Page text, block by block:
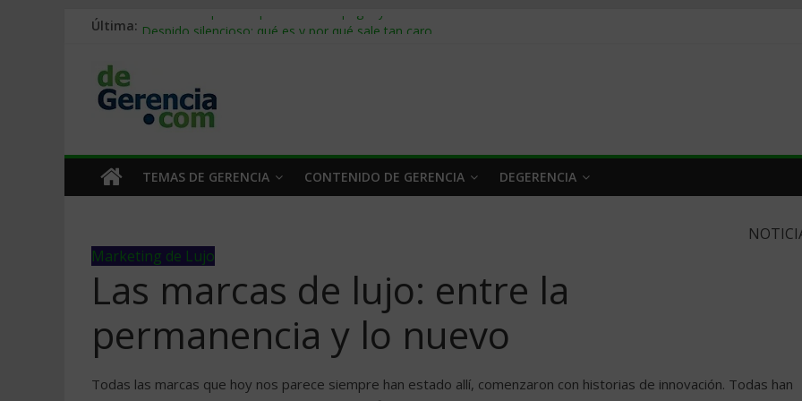
Última: Stablecoins para empresas: cómo pagar y cobrar en 2026
Trabajo forzoso en la cadena de suministro: qué hacer
Mercado hispano de EE. UU.: cómo segmentarlo y venderle
TEMAS DE GERENCIA CONTENIDO DE GERENCIA DEGERENCIA
Marketing de Lujo
Las marcas de lujo: entre la
permanencia y lo nuevo
Todas las marcas que hoy nos parece siempre han estado allí, comenzaron con historias de innovación. Todas han